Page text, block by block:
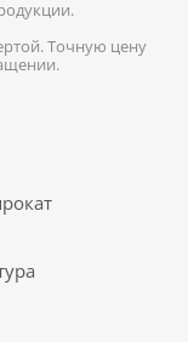
Точную цену